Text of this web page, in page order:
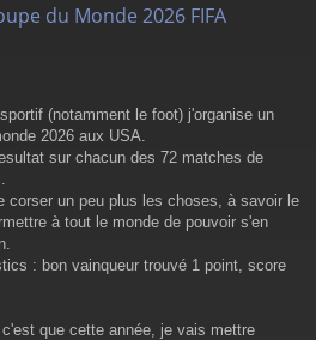
du Monde 2026 FIFA
(notamment le foot) j'organise un
2026 aux USA.
sur chacun des 72 matches de
corser un peu plus les choses, à savoir le
à tout le monde de pouvoir s'en
: bon vainqueur trouvé 1 point, score
que cette année, je vais mettre